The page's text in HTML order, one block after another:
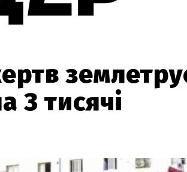
3 тисячі